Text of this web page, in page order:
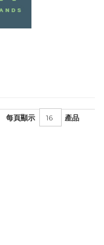
每頁顯示 產品